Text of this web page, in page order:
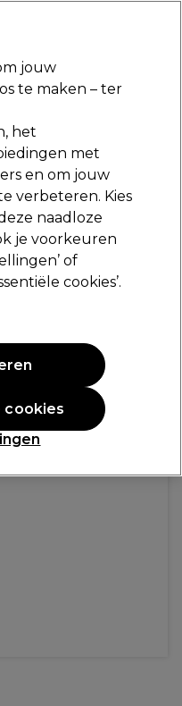
Aanmelden
t/m vrijdag
N°5
jouw
te maken – ter
het
met
en om jouw
verbeteren. Kies
naadloze
je voorkeuren
of
cookies’.
cookies